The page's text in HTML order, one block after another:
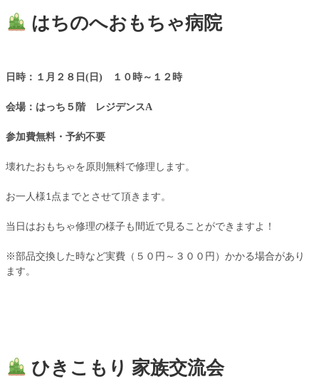
はちのへおもちゃ病院
日時：１月２８日(日) １０時～１２時
会場：はっち５階 レジデンスA
参加費無料・予約不要
壊れたおもちゃを原則無料で修理します。
お一人様1点までとさせて頂きます。
当日はおもちゃ修理の様子も間近で見ることができますよ！
※部品交換した時など実費（５０円～３００円）かかる場合があり
ます。
ひきこもり 家族交流会